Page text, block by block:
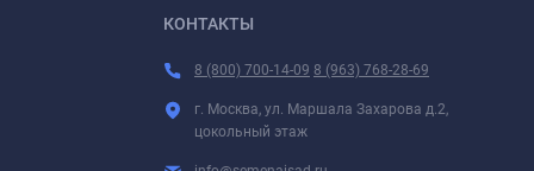
КОНТАКТЫ
8 (800) 700-14-09 8 (963) 768-28-69
г. Москва, ул. Маршала Захарова д.2,
цокольный этаж